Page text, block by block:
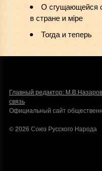
О сгущающейся
в стране и мiре
Тогда и теперь
Главный редактор: М.В.Назаров
связь
Официальный сайт
©2026 Союз Русского Народа